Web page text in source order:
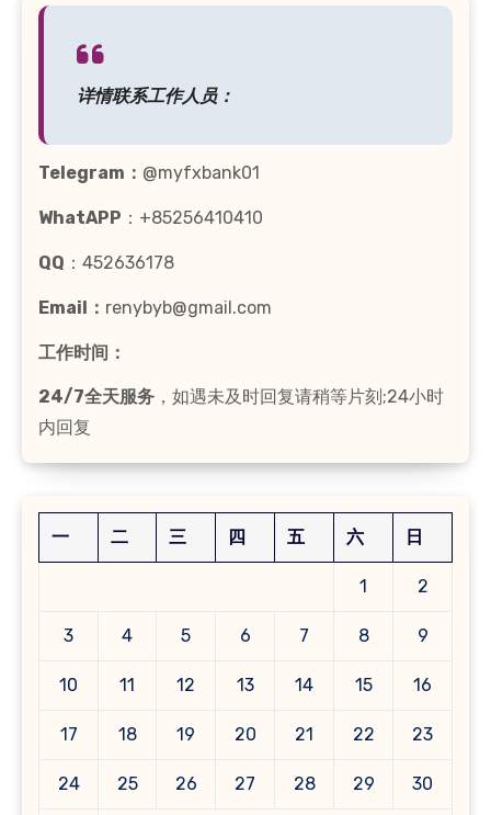
详情联系工作人员：
Telegram： @myfxbank01
WhatAPP ：+85256410410
QQ ：452636178
Email： renybyb@gmail.com
工作时间：
24/7全天服务 ，如遇未及时回复请稍等片刻;24小时
内回复
一 二 三 四 五 六 日
1 2
3 4 5 6 7 8 9
10 11 12 13 14 15 16
17 18 19 20 21 22 23
24 25 26 27 28 29 30